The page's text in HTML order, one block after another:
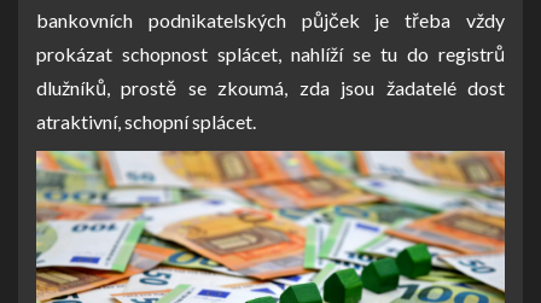
bankovních podnikatelských půjček je třeba vždy
prokázat schopnost splácet, nahlíží se tu do registrů
dlužníků, prostě se zkoumá, zda jsou žadatelé dost
atraktivní, schopní splácet.